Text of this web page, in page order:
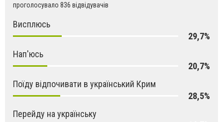
проголосувало 836 відвідувачів
Висплюсь
29,7%
Нап'юсь
20,7%
Поїду відпочивати в український Крим
28,5%
Перейду на українську